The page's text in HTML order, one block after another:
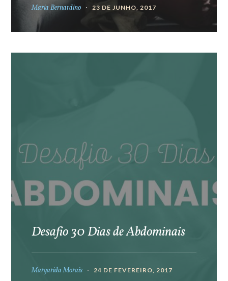
Maria Bernardino 23 DE JUNHO, 2017
Desafio 30 Dias de Abdominais
Margarida Morais 24 DE FEVEREIRO, 2017